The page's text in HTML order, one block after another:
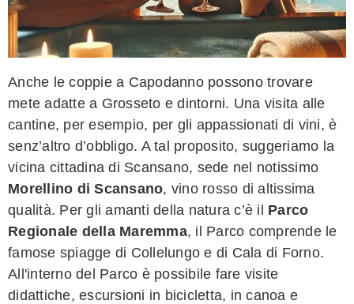
Anche le coppie a Capodanno possono trovare
mete adatte a Grosseto e dintorni. Una visita alle
cantine, per esempio, per gli appassionati di vini, è
senz’altro d’obbligo. A tal proposito, suggeriamo la
vicina cittadina di Scansano, sede nel notissimo
Morellino di Scansano, vino rosso di altissima
qualità. Per gli amanti della natura c’è il Parco
Regionale della Maremma, il Parco comprende le
famose spiagge di Collelungo e di Cala di Forno.
All'interno del Parco è possibile fare visite
didattiche, escursioni in bicicletta, in canoa e